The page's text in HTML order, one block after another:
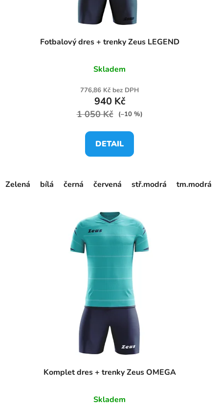
Fotbalový dres + trenky Zeus LEGEND
Skladem
776,86 Kč bez DPH
940 Kč
1 050 Kč (–10 %)
DETAIL
Zelená bílá černá červená stř.modrá tm.modrá
Komplet dres + trenky Zeus OMEGA
Skladem